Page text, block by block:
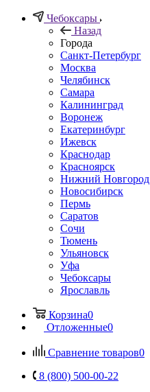
Чебоксары
Назад
Города
Санкт-Петербург
Москва
Челябинск
Самара
Калининград
Воронеж
Екатеринбург
Ижевск
Краснодар
Красноярск
Нижний Новгород
Новосибирск
Пермь
Саратов
Сочи
Тюмень
Ульяновск
Уфа
Чебоксары
Ярославль
Корзина0
Отложенные0
Сравнение товаров0
8 (800) 500-00-22